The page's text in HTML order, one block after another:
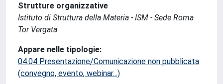
Strutture organizzative
Istituto di Struttura della Materia - ISM - Sede Roma
Tor Vergata
Appare nelle tipologie:
04.04 Presentazione/Comunicazione non pubblicata
(convegno, evento, webinar...)